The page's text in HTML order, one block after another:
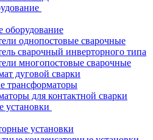
оборудование
однопостовые сварочные
сварочный инверторного типа
многопостовые сварочные
дуговой сварки
трансформаторы
для контактной сварки
установки
установки